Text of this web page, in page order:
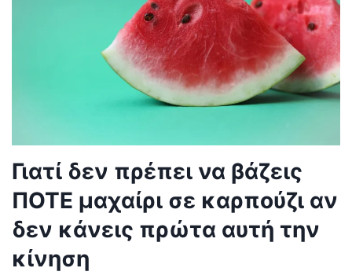
Γιατί δεν πρέπει να βάζεις
ΠΟΤΕ μαχαίρι σε καρπούζι αν
δεν κάνεις πρώτα αυτή την
κίνηση